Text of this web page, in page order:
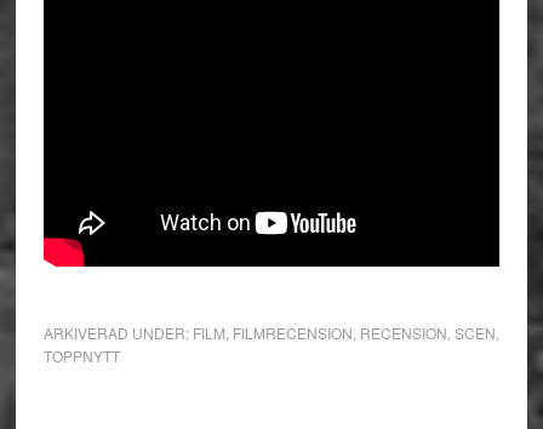
ARKIVERAD UNDER: FILM FILMRECENSION RECENSION SCEN
TOPPNYTT